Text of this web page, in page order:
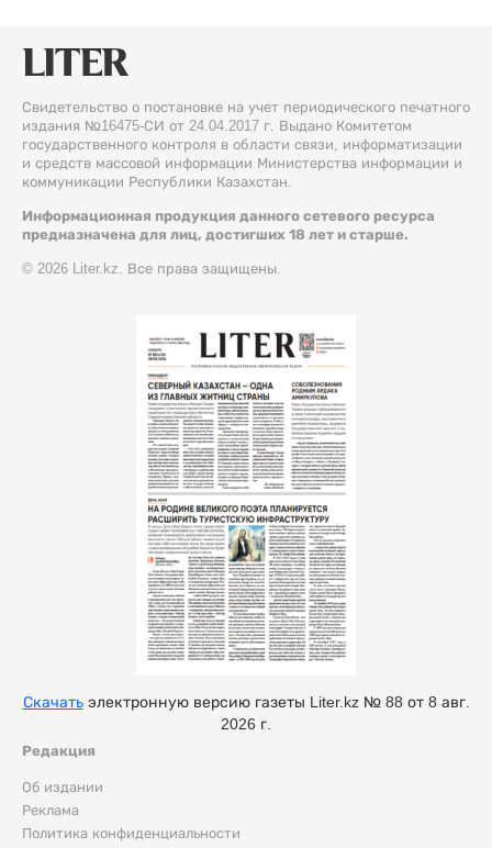
Свидетельство о постановке на учет периодического печатного
издания №16475-СИ от 24.04.2017 г. Выдано Комитетом
государственного контроля в области связи, информатизации
и средств массовой информации Министерства информации и
коммуникации Республики Казахстан.
Информационная продукция данного сетевого ресурса
предназначена для лиц, достигших 18 лет и старше.
© 2026 Liter.kz. Все права защищены.
Редакция
Об издании
Реклама
Политика конфиденциальности
Скачатьэлектронную версию газеты Liter.kz № 88 от 8 авг.
2026 г.